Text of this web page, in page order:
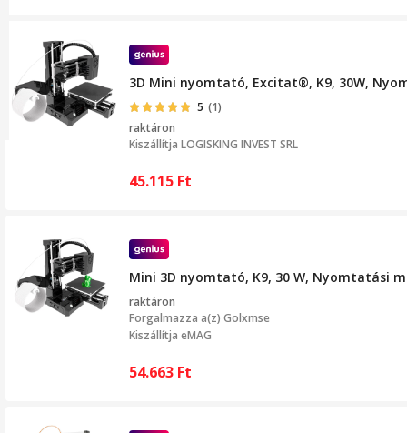
3D Mini nyomtató, Excitat®, K9, 30W,
5 (1)
raktáron
Kiszállítja LOGISKING INVEST SRL
45.115 Ft
Mini 3D nyomtató, K9, 30 W, Nyomtatási
raktáron
Forgalmazza a(z) Golxmse
Kiszállítja eMAG
54.663 Ft